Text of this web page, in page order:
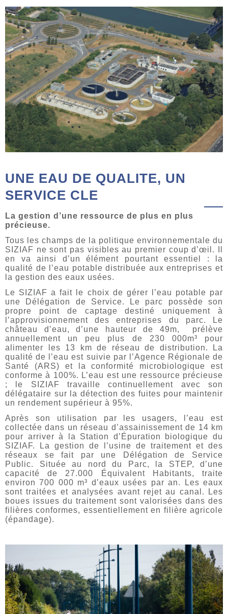
UNE EAU DE QUALITE, UN
SERVICE CLE
La gestion d’une ressource de plus en plus
précieuse.
Tous les champs de la politique environnementale du
SIZIAF ne sont pas visibles au premier coup d’œil. Il
en va ainsi d’un élément pourtant essentiel : la
qualité de l’eau potable distribuée aux entreprises et
la gestion des eaux usées.
Le SIZIAF a fait le choix de gérer l’eau potable par
une Délégation de Service. Le parc possède son
propre point de captage destiné uniquement à
l’approvisionnement des entreprises du parc. Le
château d’eau, d’une hauteur de 49m, prélève
annuellement un peu plus de 230 000m³ pour
alimenter les 13 km de réseau de distribution. La
qualité de l’eau est suivie par l’Agence Régionale de
Santé (ARS) et la conformité microbiologique est
conforme à 100%. L’eau est une ressource précieuse
; le SIZIAF travaille continuellement avec son
délégataire sur la détection des fuites pour maintenir
un rendement supérieur à 95%.
Après son utilisation par les usagers, l’eau est
collectée dans un réseau d’assainissement de 14 km
pour arriver à la Station d’Épuration biologique du
SIZIAF. La gestion de l’usine de traitement et des
réseaux se fait par une Délégation de Service
Public. Située au nord du Parc, la STEP, d’une
capacité de 27.000 Équivalent Habitants, traite
environ 700 000 m³ d’eaux usées par an. Les eaux
sont traitées et analysées avant rejet au canal. Les
boues issues du traitement sont valorisées dans des
filières conformes, essentiellement en filière agricole
(épandage).